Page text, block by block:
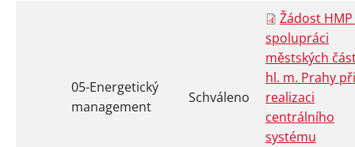
05-Energetický
management
Schváleno
Žádost
spolupráci
městských
hl. m. Prahy při
realizaci
centrálního
systému